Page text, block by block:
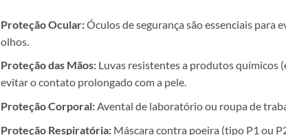
Proteção Ocular:Óculos de segurança são essenciais para
olhos.
Proteção das Mãos: Luvas resistentes a produtos químicos
evitar o contato prolongado com a pele.
Proteção Corporal:Avental de laboratório ou roupa de
Proteção Respiratória: Máscara contra poeira (tipo P1 ou